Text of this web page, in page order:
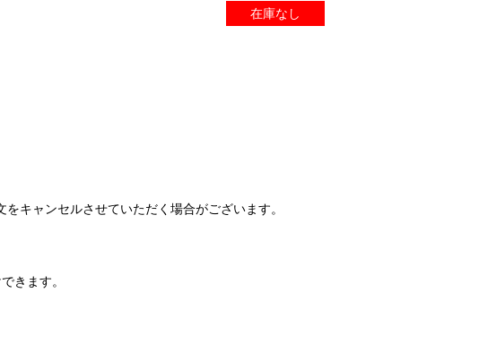
在庫なし
キャンセルさせていただく場合がございます。
きます。